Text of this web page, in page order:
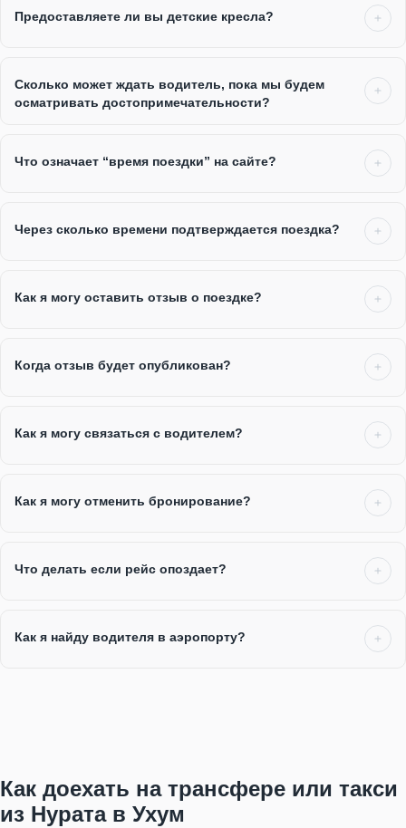
Предоставляете ли вы детские кресла?
Сколько может ждать водитель, пока мы будем
осматривать достопримечательности?
Что означает “время поездки” на сайте?
Через сколько времени подтверждается поездка?
Как я могу оставить отзыв о поездке?
Когда отзыв будет опубликован?
Как я могу связаться с водителем?
Как я могу отменить бронирование?
Что делать если рейс опоздает?
Как я найду водителя в аэропорту?
Как доехать на трансфере или такси
из Нурата в Ухум